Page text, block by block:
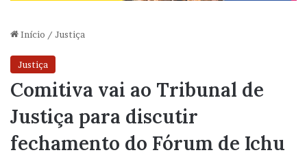
Início / Justiça
Justiça
Comitiva vai ao Tribunal de
Justiça para discutir
fechamento do Fórum de Ichu